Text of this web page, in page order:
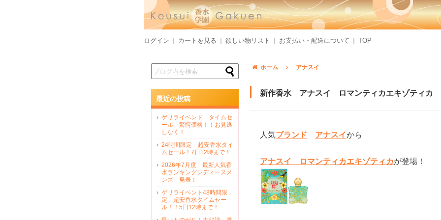
ログイン カートを見る 欲しい物リスト お支払い・配送について TOP
ホーム アナスイ
新作香水 アナスイ ロマンティカエキゾティカ
人気ブランド アナスイから
アナスイ ロマンティカエキゾティカが登場！
最近の投稿
ゲリライベンド タイムセ
ール 驚愕価格！！お見逃
しなく！
24時間限定 超安香水タイ
ムセール！7日12時まで！
2026年7月度 最新人気香
水ランキングレディースメ
ンズ 発表！
ゲリライベント48時間限
定 超安香水タイムセー
ル！！5日12時まで！